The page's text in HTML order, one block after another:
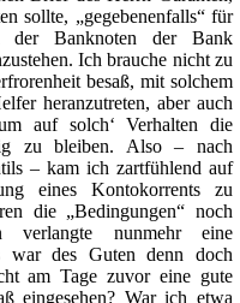
sollte, „gegebenenfalls“ für
der Banknoten der Bank
Ich brauche nicht zu
besaß, mit solchem
heranzutreten, aber auch
auf solch‘ Verhalten die
zu bleiben. Also – nach
– kam ich zartfühlend auf
eines Kontokorrents zu
die „Bedingungen“ noch
nunmehr eine
war des Guten denn doch
am Tage zuvor eine gute
eingesehen? War ich etwa